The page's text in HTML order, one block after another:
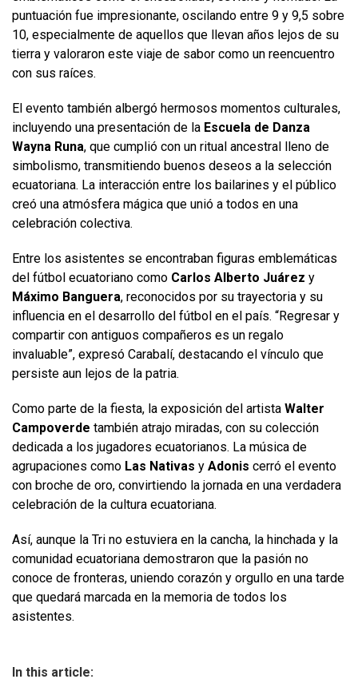
puntuación fue impresionante, oscilando entre 9 y 9,5 sobre
10, especialmente de aquellos que llevan años lejos de su
tierra y valoraron este viaje de sabor como un reencuentro
con sus raíces.
El evento también albergó hermosos momentos culturales,
incluyendo una presentación de la Escuela de Danza
Wayna Runa, que cumplió con un ritual ancestral lleno de
simbolismo, transmitiendo buenos deseos a la selección
ecuatoriana. La interacción entre los bailarines y el público
creó una atmósfera mágica que unió a todos en una
celebración colectiva.
Entre los asistentes se encontraban figuras emblemáticas
del fútbol ecuatoriano como Carlos Alberto Juárez y
Máximo Banguera, reconocidos por su trayectoria y su
influencia en el desarrollo del fútbol en el país. “Regresar y
compartir con antiguos compañeros es un regalo
invaluable”, expresó Carabalí, destacando el vínculo que
persiste aun lejos de la patria.
Como parte de la fiesta, la exposición del artista Walter
Campoverde también atrajo miradas, con su colección
dedicada a los jugadores ecuatorianos. La música de
agrupaciones como Las Nativas y Adonis cerró el evento
con broche de oro, convirtiendo la jornada en una verdadera
celebración de la cultura ecuatoriana.
Así, aunque la Tri no estuviera en la cancha, la hinchada y la
comunidad ecuatoriana demostraron que la pasión no
conoce de fronteras, uniendo corazón y orgullo en una tarde
que quedará marcada en la memoria de todos los
asistentes.
In this article: